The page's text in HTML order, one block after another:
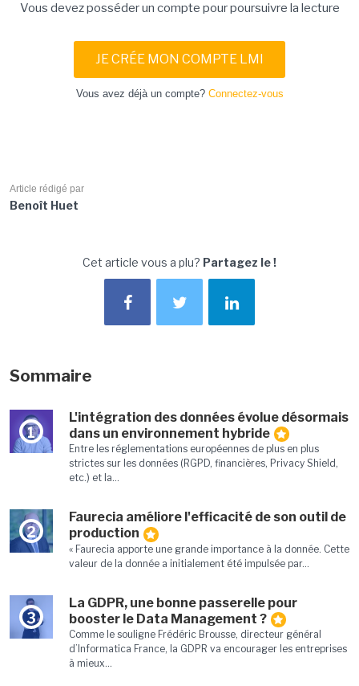
Vous devez posséder un compte pour poursuivre la lecture
JE CRÉE MON COMPTE LMI
Vous avez déjà un compte? Connectez-vous
Article rédigé par
Benoît Huet
Cet article vous a plu? Partagez le !
Sommaire
1
L'intégration des données évolue désormais
dans un environnement hybride
Entre les réglementations européennes de plus en plus
strictes sur les données (RGPD, financières, Privacy Shield,
etc.) et la...
2
Faurecia améliore l'efficacité de son outil de
production
« Faurecia apporte une grande importance à la donnée. Cette
valeur de la donnée a initialement été impulsée par...
3
La GDPR, une bonne passerelle pour
booster le Data Management ?
Comme le souligne Frédéric Brousse, directeur général
d’Informatica France, la GDPR va encourager les entreprises
à mieux...